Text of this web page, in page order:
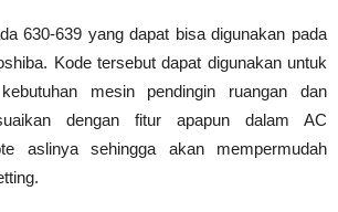
630-639 yang dapat bisa digunakan pada
Kode tersebut dapat digunakan untuk
mesin pendingin ruangan dan
dengan fitur apapun dalam AC
aslinya sehingga akan mempermudah